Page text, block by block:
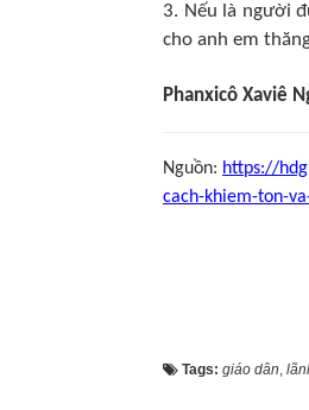
3. Nếu là người
cho anh em
Phanxicô Xaviê
Nguồn: https://
cach-khiem-ton-
Tags: giáo dân,